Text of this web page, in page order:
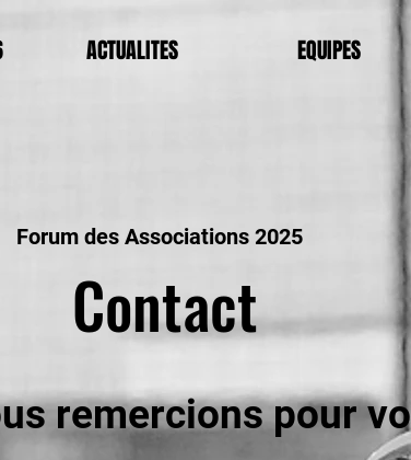
ACTUALITES EQUIPES
Forum des Associations 2025
Contact
remercions pour